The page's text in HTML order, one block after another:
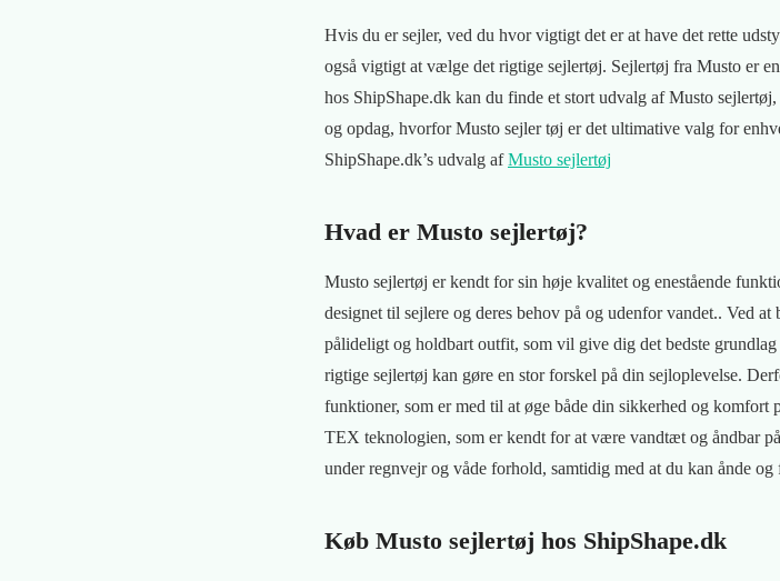
Hvis du er sejler, ved du hvor vigtigt det er at have det rette
også vigtigt at vælge det rigtige sejlertøj. Sejlertøj fra Musto er
hos ShipShape.dk kan du finde et stort udvalg af Musto
og opdag, hvorfor Musto sejler tøj er det ultimative valg for
ShipShape.dk’s udvalg afMusto sejlertøj
Hvad er Musto sejlertøj?
Musto sejlertøj er kendt for sin høje kvalitet og enestående
designet til sejlere og deres behov på og udenfor vandet.. Ved
pålideligt og holdbart outfit, som vil give dig det bedste
rigtige sejlertøj kan gøre en stor forskel på din sejloplevelse.
funktioner, som er med til at øge både din sikkerhed og
TEX teknologien, som er kendt for at være vandtæt og åndbar
under regnvejr og våde forhold, samtidig med at du kan ånde
Køb Musto sejlertøj hos ShipShape.dk